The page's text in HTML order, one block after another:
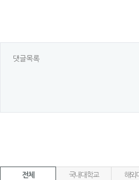
댓글목록
전체 국내대학교 해외